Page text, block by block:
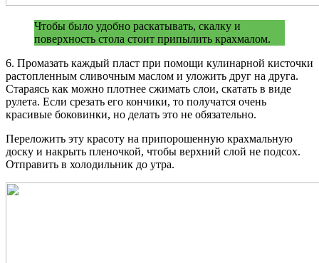
Чтобы было удобно раскатывать, скалку и
поверхность стола стоит припылить крахмалом.
6. Промазать каждый пласт при помощи кулинарной кисточки
растопленным сливочным маслом и уложить друг на друга.
Стараясь как можно плотнее сжимать слои, скатать в виде
рулета. Если срезать его кончики, то получатся очень
красивые боковинки, но делать это не обязательно.
Переложить эту красоту на припорошенную крахмальную
доску и накрыть пленочкой, чтобы верхний слой не подсох.
Отправить в холодильник до утра.